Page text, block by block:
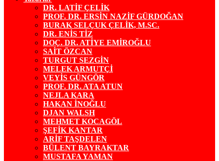
DR. LATİF ÇELİK
PROF. DR. ERSİN NAZİF GÜRDOĞAN
BURAK SELÇUK ÇELİK, M.SC.
DR. ENİS TİZ
DOÇ. DR. ATİYE EMİROĞLU
SAİT ÖZCAN
TURGUT SEZGİN
MELEK ARMUTÇİ
VEYİS GÜNGÖR
PROF. DR. ATA ATUN
NEJLA KARA
HAKAN İNOĞLU
DJAN WALSH
MEHMET KOCAGÖL
ŞEFİK KANTAR
ARİF TAŞDELEN
BÜLENT BAYRAKTAR
MUSTAFA YAMAN